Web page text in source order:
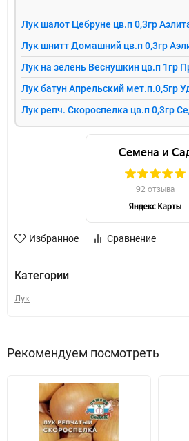
Лук шалот Цебруне цв.п 0,3гр
Лук шнитт Домашний цв.п 0,3гр
Лук на зелень Веснушкин цв.п 1гр
Лук батун Апрельский мет.п.0,5гр
Лук репч. Скороспелка цв.п 0,3гр
Избранное Сравнение
Категории
Лук
Рекомендуем посмотреть